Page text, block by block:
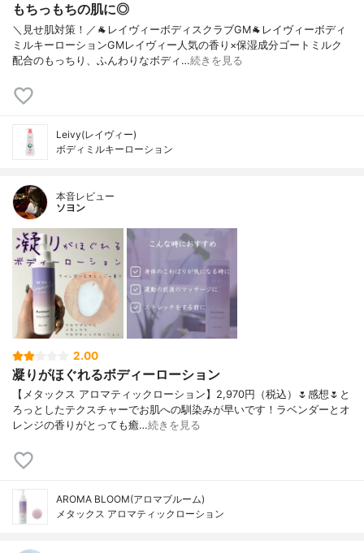
もちっもちの肌に◎
＼見せ肌対策！／🐐レイヴィーボディスクラブGM🐐レイヴィーボディ
ミルキーローションGMレイヴィー人気の香り×保湿成分ゴートミルク
配合のもっちり、ふんわりなボディ…続きを見る
Leivy(レイヴィー)
ボディミルキーローション
本音レビュー
ソヨン
2.00
凝りがほぐれるボディーローション
【メタックス アロマティックローション】2,970円（税込）🌷感想🌷と
ろっとしたテクスチャーでお肌への馴染みが早いです！ラベンダーとオ
レンジの香りがとっても癒…続きを見る
AROMA BLOOM(アロマブルーム)
メタックス アロマティックローション